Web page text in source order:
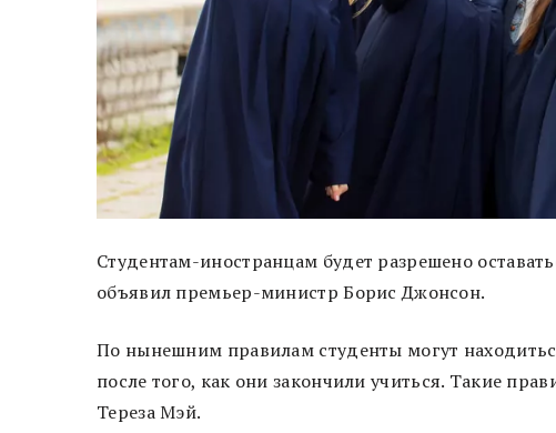
Студентам-иностранцам будет разрешено
объявил премьер-министр Борис Джонсон.
По нынешним правилам студенты могут
после того, как они закончили учиться. Такие
Тереза Мэй.